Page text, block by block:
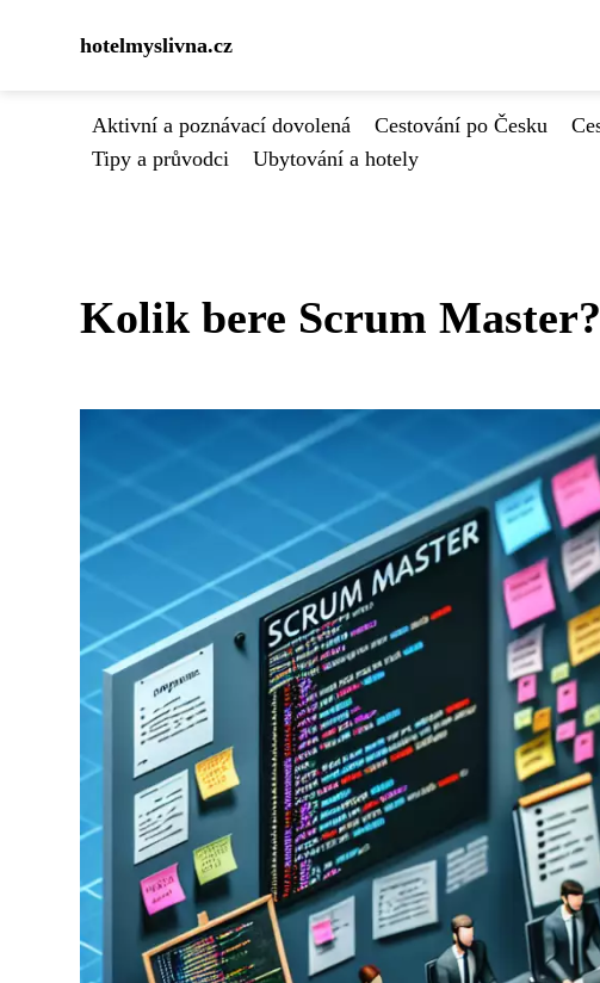
hotelmyslivna.cz
Aktivní a poznávací dovolená Cestování po Česku
Tipy a průvodci
Ubytování a hotely
Kolik bere Scrum